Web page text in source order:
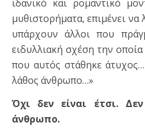
ιδανικό και ρομαντικό
μυθιστορήματα, επιμένει
υπάρχουν άλλοι που
ειδυλλιακή σχέση την
που αυτός στάθηκε
λάθος άνθρωπο…»
Όχι δεν είναι έτσι.
άνθρωπο.